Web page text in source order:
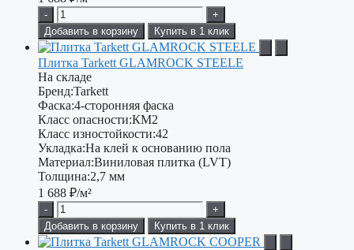
-
+
Добавить в корзину
Купить в 1 клик
Плитка Tarkett GLAMROCK STEELE
На складе
Бренд:Tarkett
Фаска:4-сторонняя фаска
Класс опасности:КМ2
Класс изностойкости:42
Укладка:На клей к основанию пола
Материал:Виниловая плитка (LVT)
Толщина:2,7 мм
1 688 ₽/м²
-
+
Добавить в корзину
Купить в 1 клик